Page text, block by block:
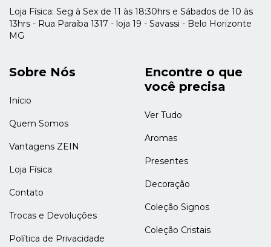
Loja Física: Seg à Sex de 11 às 18:30hrs e Sábados de 10 às
13hrs - Rua Paraíba 1317 - loja 19 - Savassi - Belo Horizonte
MG
Sobre Nós
Início
Quem Somos
Vantagens ZEIN
Loja Física
Contato
Trocas e Devoluções
Política de Privacidade
Encontre o que
você precisa
Ver Tudo
Aromas
Presentes
Decoração
Coleção Signos
Coleção Cristais